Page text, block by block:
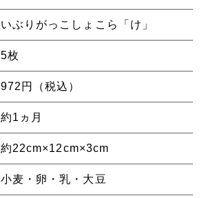
いぶりがっこしょこら「け」
5枚
972円（税込）
約1ヵ月
約22cm×12cm×3cm
小麦・卵・乳・大豆